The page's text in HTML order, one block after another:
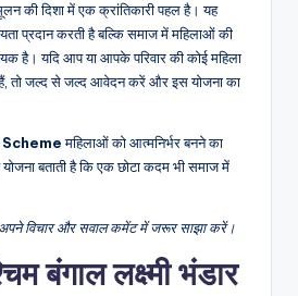
की दिशा में एक क्रांतिकारी पहल है। यह
प्रदान करती है बल्कि समाज में महिलाओं की
है। यदि आप या आपके परिवार की कोई महिला
तो जल्द से जल्द आवेदन करें और इस योजना का
Schemeमहिलाओं को आत्मनिर्भर बनने का
बताती है कि एक छोटा कदम भी समाज में
अपनेविचारऔरसवालकमेंटमेंजरूरसाझाकरें।
बंगाल लक्ष्मी भंडार